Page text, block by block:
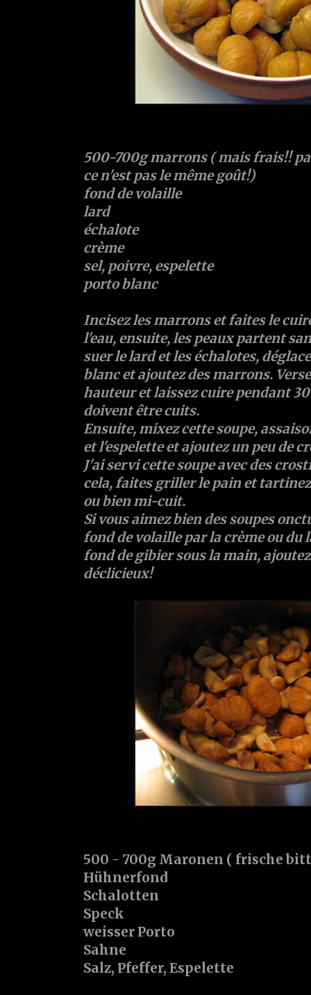
500-700g marrons ( mais frais!!
ce n'est pas le même goût!)
fond de volaille
lard
échalote
crème
sel, poivre, espelette
porto blanc
Incisez les marrons et faites le
l'eau, ensuite, les peaux partent
suer le lard et les échalotes,
blanc et ajoutez des marrons.
hauteur et laissez cuire pendant
doivent être cuits.
Ensuite, mixez cette soupe,
et l'espelette et ajoutez un peu de
J'ai servi cette soupe avec des
cela, faites griller le pain et
ou bien mi-cuit.
Si vous aimez bien des soupes
fond de volaille par la crème ou du
fond de gibier sous la main,
déclicieux!
500 - 700g Maronen ( frische
Hühnerfond
Schalotten
Speck
weisser Porto
Sahne
Salz, Pfeffer, Espelette